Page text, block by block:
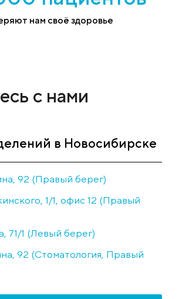
нам своё здоровье
с нами
в Новосибирске
92 (Правый берег)
1/1, офис 12 (Правый
71/1 (Левый берег)
92 (Стоматология, Правый